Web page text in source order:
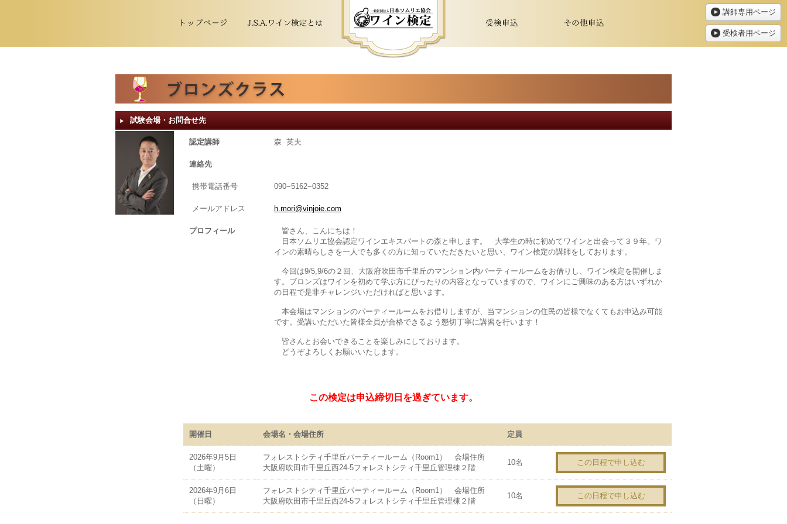
講師専用ページ
受検者用ページ
▶︎ 試験会場・お問合せ先
認定講師 森 英夫
連絡先
携帯電話番号 090−5162−0352
メールアドレス h.mori@vinjoie.com
プロフィール
皆さん、こんにちは！
日本ソムリエ協会認定ワインエキスパートの森と申します。 大学生の時に初めてワインと出会って３９年。ワ
インの素晴らしさを一人でも多くの方に知っていただきたいと思い、ワイン検定の講師をしております。
今回は9/5,9/6の２回、大阪府吹田市千里丘のマンション内パーティールームをお借りし、ワイン検定を開催しま
す。ブロンズはワインを初めて学ぶ方にぴったりの内容となっていますので、ワインにご興味のある方はいずれか
の日程で是非チャレンジいただければと思います。
本会場はマンションのパーティールームをお借りしますが、当マンションの住民の皆様でなくてもお申込み可能
です。受講いただいた皆様全員が合格できるよう懇切丁寧に講習を行います！
皆さんとお会いできることを楽しみにしております。
どうぞよろしくお願いいたします。
この検定は申込締切日を過ぎています。
開催日 会場名・会場住所 定員
2026年9月5日
（土曜）
フォレストシティ千里丘パーティールーム（Room1） 会場住所
大阪府吹田市千里丘西24-5フォレストシティ千里丘管理棟２階
10名 この日程で申し込む
2026年9月6日
（日曜）
フォレストシティ千里丘パーティールーム（Room1） 会場住所
大阪府吹田市千里丘西24-5フォレストシティ千里丘管理棟２階
10名 この日程で申し込む